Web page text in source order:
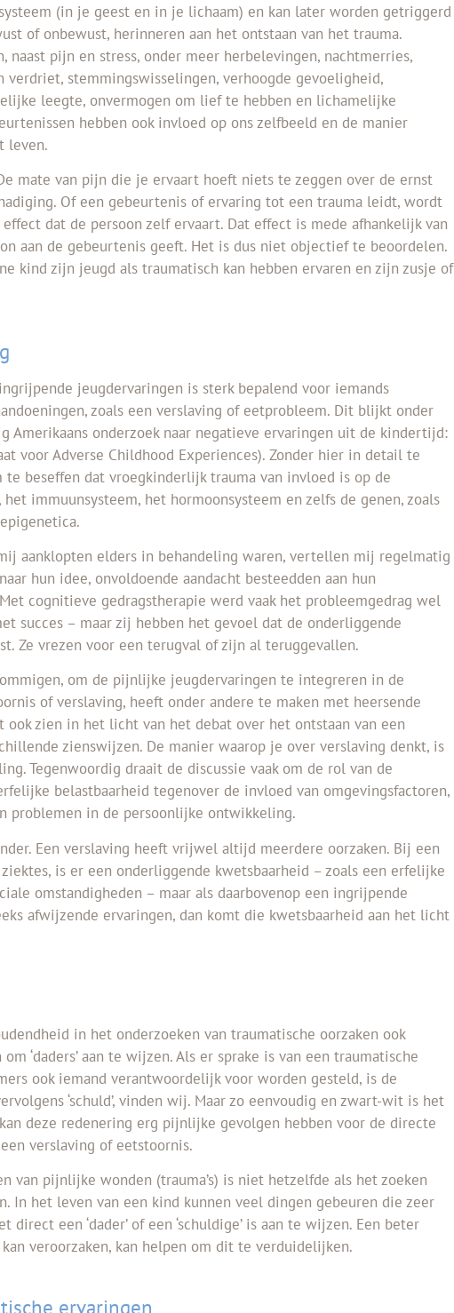
(in je geest en in je lichaam) en kan later worden getriggerd
of onbewust, herinneren aan het ontstaan van het trauma.
naast pijn en stress, onder meer herbelevingen, nachtmerries,
verdriet, stemmingswisselingen, verhoogde gevoeligheid,
leegte, onvermogen om lief te hebben en lichamelijke
hebben ook invloed op ons zelfbeeld en de manier
leven.
mate van pijn die je ervaart hoeft niets te zeggen over de ernst
Of een gebeurtenis of ervaring tot een trauma leidt, wordt
dat de persoon zelf ervaart. Dat effect is mede afhankelijk van
aan de gebeurtenis geeft. Het is dus niet objectief te beoordelen.
kind zijn jeugd als traumatisch kan hebben ervaren en zijn zusje of
jeugdervaringen is sterk bepalend voor iemands
zoals een verslaving of eetprobleem. Dit blijkt onder
Amerikaans onderzoek naar negatieve ervaringen uit de kindertijd:
voor Adverse Childhood Experiences). Zonder hier in detail te
beseffen dat vroegkinderlijk trauma van invloed is op de
immuunsysteem, het hormoonsysteem en zelfs de genen, zoals
aanklopten elders in behandeling waren, vertellen mij regelmatig
hun idee, onvoldoende aandacht besteedden aan hun
cognitieve gedragstherapie werd vaak het probleemgedrag wel
succes – maar zij hebben het gevoel dat de onderliggende
Ze vrezen voor een terugval of zijn al teruggevallen.
om de pijnlijke jeugdervaringen te integreren in de
of verslaving, heeft onder andere te maken met heersende
zien in het licht van het debat over het ontstaan van een
zienswijzen. De manier waarop je over verslaving denkt, is
Tegenwoordig draait de discussie vaak om de rol van de
belastbaarheid tegenover de invloed van omgevingsfactoren,
problemen in de persoonlijke ontwikkeling.
Een verslaving heeft vrijwel altijd meerdere oorzaken. Bij een
is er een onderliggende kwetsbaarheid – zoals een erfelijke
omstandigheden – maar als daarbovenop een ingrijpende
afwijzende ervaringen, dan komt die kwetsbaarheid aan het licht
in het onderzoeken van traumatische oorzaken ook
‘daders’ aan te wijzen. Als er sprake is van een traumatische
ook iemand verantwoordelijk voor worden gesteld, is de
‘schuld’, vinden wij. Maar zo eenvoudig en zwart-wit is het
deze redenering erg pijnlijke gevolgen hebben voor de directe
verslaving of eetstoornis.
van pijnlijke wonden (trauma’s) is niet hetzelfde als het zoeken
In het leven van een kind kunnen veel dingen gebeuren die zeer
direct een ‘dader’ of een ‘schuldige’ is aan te wijzen. Een beter
veroorzaken, kan helpen om dit te verduidelijken.
ervaringen